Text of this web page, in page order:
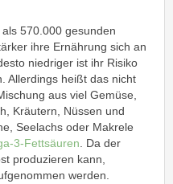
570.000 gesunden
ihre Ernährung sich an
niedriger ist ihr Risiko
Allerdings heißt das nicht
aus viel Gemüse,
Kräutern, Nüssen und
Seelachs oder Makrele
3-Fettsäuren . Da der
produzieren kann,
werden.